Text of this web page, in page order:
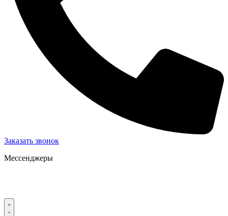
Заказать звонок
Мессенджеры